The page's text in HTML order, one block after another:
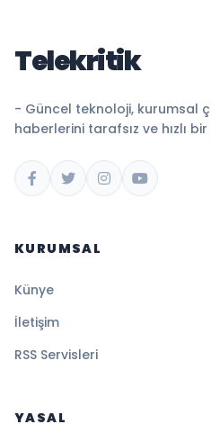
Telekritik
- Güncel teknoloji, kurumsal
haberlerini tarafsız ve hızlı
KURUMSAL
Künye
İletişim
RSS Servisleri
YASAL